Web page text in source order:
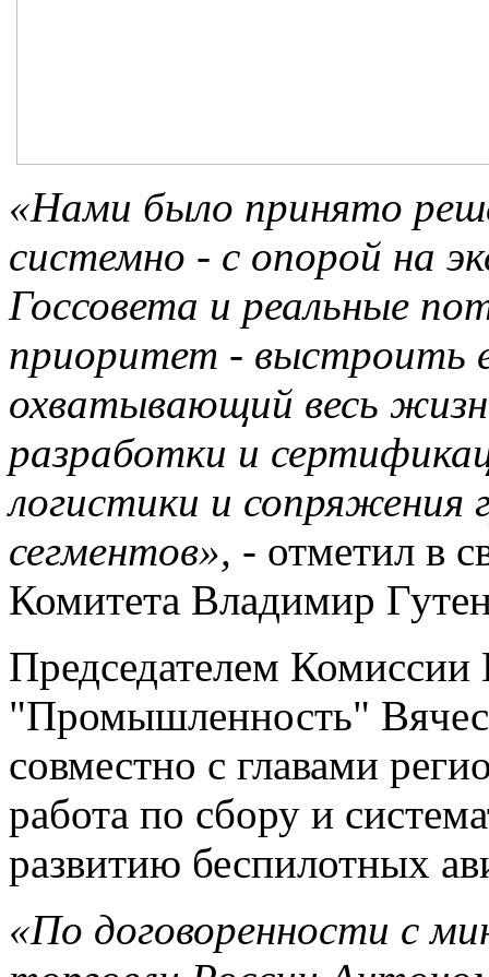
«Нами было принято
системно - с опорой на
Госсовета и реальные
приоритет - выстроить
охватывающий весь
разработки и
логистики и сопряжения
сегментов», - отметил в
Комитета Владимир
Председателем Комиссии
"Промышленность"
совместно с главами
работа по сбору и
развитию беспилотных
«По договоренности с